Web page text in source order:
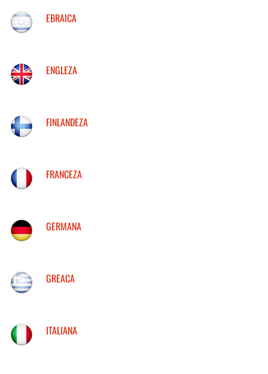
EBRAICA
ENGLEZA
FINLANDEZA
FRANCEZA
GERMANA
GREACA
ITALIANA